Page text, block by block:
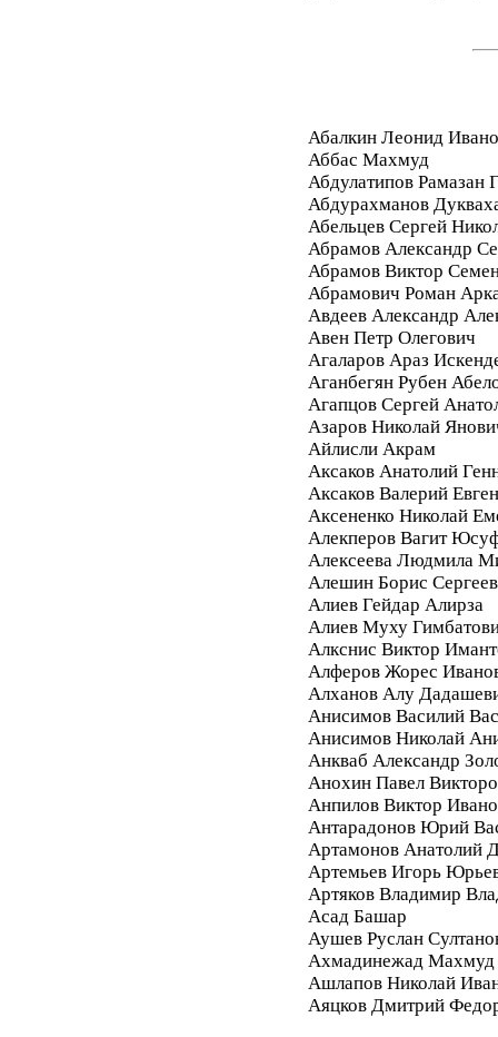
Абалкин Леонид
Аббас Махмуд
Абдулатипов Рамазан
Абдурахманов
Абельцев Сергей
Абрамов Александр
Абрамов Виктор
Абрамович Роман
Авдеев Александр
Авен Петр Олегович
Агаларов Араз
Аганбегян Рубен
Агапцов Сергей
Азаров Николай
Айлисли Акрам
Аксаков Анатолий
Аксаков Валерий
Аксененко Николай
Алекперов Вагит
Алексеева Людмила
Алешин Борис
Алиев Гейдар Алирза
Алиев Муху
Алкснис Виктор
Алферов Жорес
Алханов Алу
Анисимов Василий
Анисимов Николай
Анкваб Александр
Анохин Павел
Анпилов Виктор
Антарадонов Юрий
Артамонов Анатолий
Артемьев Игорь
Артяков Владимир
Асад Башар
Аушев Руслан
Ахмадинежад Махмуд
Ашлапов Николай
Аяцков Дмитрий